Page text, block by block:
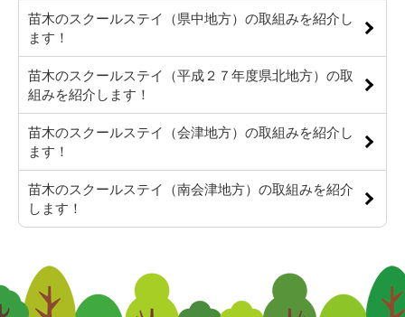
苗木のスクールステイ（県中地方）の取組みを紹介し
ます！
苗木のスクールステイ（平成２７年度県北地方）の取
組みを紹介します！
苗木のスクールステイ（会津地方）の取組みを紹介し
ます！
苗木のスクールステイ（南会津地方）の取組みを紹介
します！